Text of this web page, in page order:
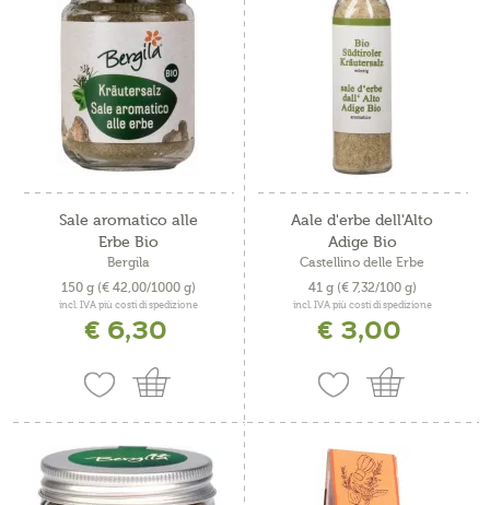
Sale aromatico alle
Erbe Bio
Bergila
150 g (€ 42,00/1000 g)
incl. IVA più costi di spedizione
€ 6,30
Aale d'erbe dell'Alto
Adige Bio
Castellino delle Erbe
41 g (€ 7,32/100 g)
incl. IVA più costi di spedizione
€ 3,00